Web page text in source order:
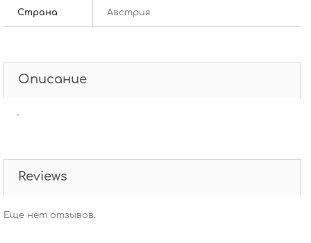
Страна Австрия
Описание
'
Reviews
Еще нет отзывов.